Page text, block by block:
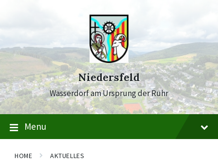
Niedersfeld
Wasserdorf am Ursprung der Ruhr
Menu
HOME AKTUELLES